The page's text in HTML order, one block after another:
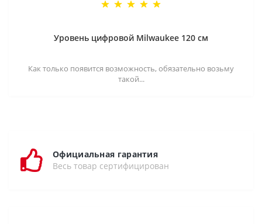
Уровень цифровой Milwaukee 120 см
Как только появится возможность, обязательно возьму
такой...
Официальная гарантия
Весь товар сертифицирован